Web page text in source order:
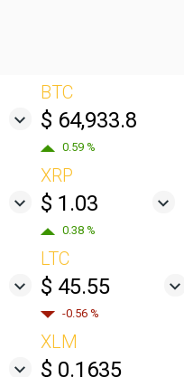
BTC
$ 64,933.8
0.59 %
XRP
$ 1.03
0.38 %
LTC
$ 45.55
-0.56 %
XLM
$ 0.1635